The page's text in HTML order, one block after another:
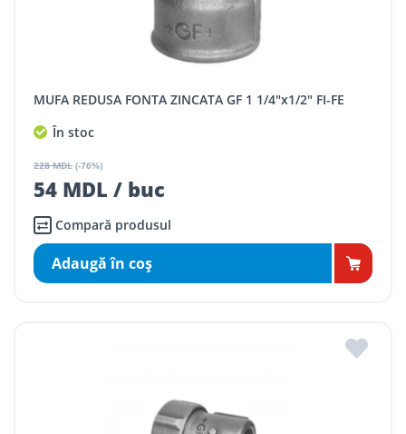
MUFA REDUSA FONTA ZINCATA GF 1 1/4"x1/2" FI-FE
În stoc
228 MDL (-76%)
54 MDL / buc
Compară produsul
Adaugă în coş